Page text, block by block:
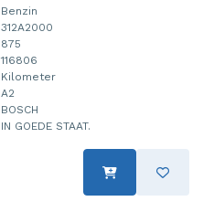
Benzin
312A2000
875
116806
Kilometer
A2
BOSCH
IN GOEDE STAAT.